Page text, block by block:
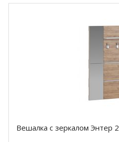
Вешалка с зеркалом Энтер 2